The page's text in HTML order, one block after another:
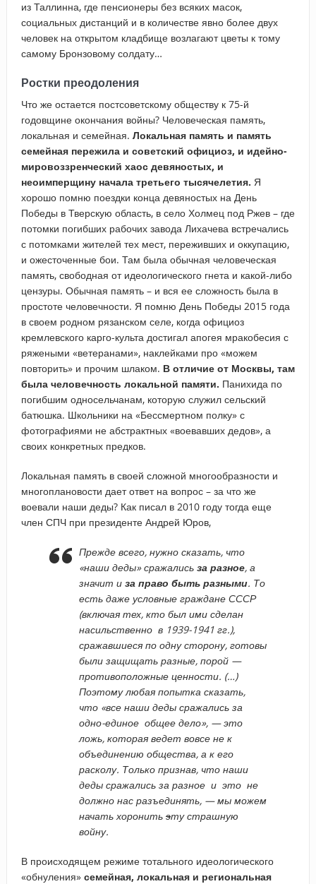
из Таллинна, где пенсионеры без всяких масок,
социальных дистанций и в количестве явно более двух
человек на открытом кладбище возлагают цветы к тому
самому Бронзовому солдату…
Ростки преодоления
Что же остается постсоветскому обществу к 75-й
годовщине окончания войны? Человеческая память,
локальная и семейная. Локальная память и память
семейная пережила и советский официоз, и идейно-
мировоззренческий хаос девяностых, и
неоимперщину начала третьего тысячелетия. Я
хорошо помню поездки конца девяностых на День
Победы в Тверскую область, в село Холмец под Ржев – где
потомки погибших рабочих завода Лихачева встречались
с потомками жителей тех мест, переживших и оккупацию,
и ожесточенные бои. Там была обычная человеческая
память, свободная от идеологического гнета и какой-либо
цензуры. Обычная память – и вся ее сложность была в
простоте человечности. Я помню День Победы 2015 года
в своем родном рязанском селе, когда официоз
кремлевского карго-культа достигал апогея мракобесия с
ряжеными «ветеранами», наклейками про «можем
повторить» и прочим шлаком. В отличие от Москвы, там
была человечность локальной памяти. Панихида по
погибшим односельчанам, которую служил сельский
батюшка. Школьники на «Бессмертном полку» с
фотографиями не абстрактных «воевавших дедов», а
своих конкретных предков.
Локальная память в своей сложной многообразности и
многоплановости дает ответ на вопрос – за что же
воевали наши деды? Как писал в 2010 году тогда еще
член СПЧ при президенте Андрей Юров,
Прежде всего, нужно сказать, что
«наши деды» сражались за разное, а
значит и за право быть разными. То
есть даже условные граждане СССР
(включая тех, кто был ими сделан
насильственно в 1939-1941 гг.),
сражавшиеся по одну сторону, готовы
были защищать разные, порой —
противоположные ценности. (…)
Поэтому любая попытка сказать,
что «все наши деды сражались за
одно-единое общее дело», — это
ложь, которая ведет вовсе не к
объединению общества, а к его
расколу. Только признав, что наши
деды сражались за разное и это не
должно нас разъединять, — мы можем
начать хоронить эту страшную
войну.
В происходящем режиме тотального идеологического
«обнуления» семейная, локальная и региональная